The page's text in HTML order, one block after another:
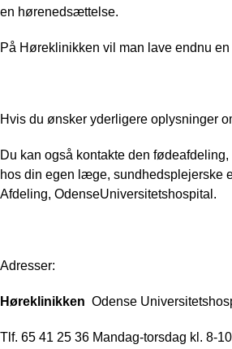
en hørenedsættelse.
På Høreklinikken vil man lave endnu
Hvis du ønsker yderligere oplysninger
Du kan også kontakte den
hos din egen læge, sundhedsplejerske
Afdeling, OdenseUniversitetshospital.
Adresser:
Høreklinikken Odense
Tlf. 65 41 25 36 Mandag-torsdag kl. 8-